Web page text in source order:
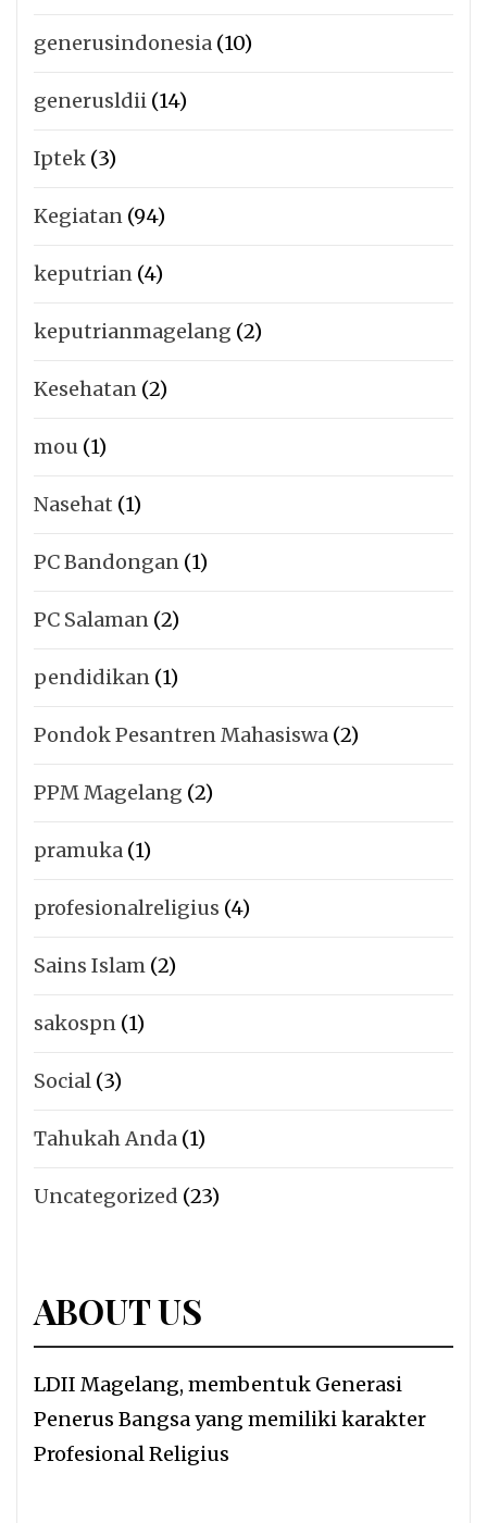
generusindonesia (10)
generusldii (14)
Iptek (3)
Kegiatan (94)
keputrian (4)
keputrianmagelang (2)
Kesehatan (2)
mou (1)
Nasehat (1)
PC Bandongan (1)
PC Salaman (2)
pendidikan (1)
Pondok Pesantren Mahasiswa (2)
PPM Magelang (2)
pramuka (1)
profesionalreligius (4)
Sains Islam (2)
sakospn (1)
Social (3)
Tahukah Anda (1)
Uncategorized (23)
ABOUT US
LDII Magelang, membentuk Generasi
Penerus Bangsa yang memiliki karakter
Profesional Religius